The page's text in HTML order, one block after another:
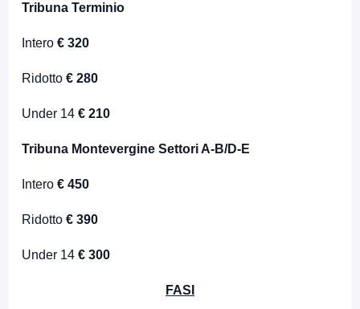
Tribuna Terminio
Intero € 320
Ridotto € 280
Under 14 € 210
Tribuna Montevergine Settori A-B/D-E
Intero € 450
Ridotto € 390
Under 14 € 300
FASI